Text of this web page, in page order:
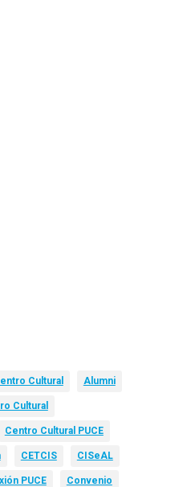
Cultural Alumni
Cultural
Centro Cultural PUCE
CETCIS CISeAL
PUCE Convenio